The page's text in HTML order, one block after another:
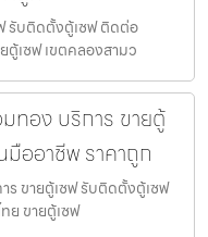
รับติดตั้งตู้เซฟ ติดต่อ
ตู้เซฟ เขตคลองสามว
มทอง บริการ ขายตู้
ออาชีพ ราคาถูก
ร ขายตู้เซฟ รับติดตั้งตู้เซฟ
ย ขายตู้เซฟ